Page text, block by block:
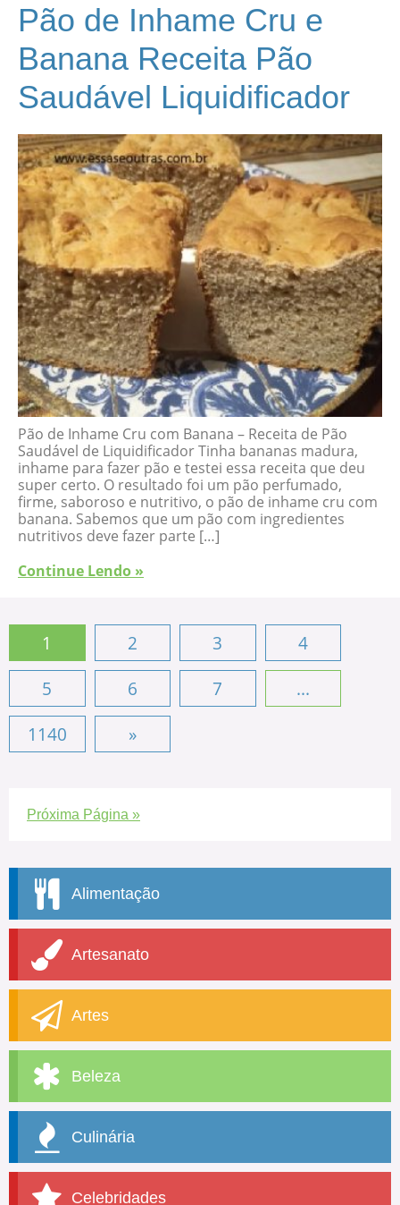
Pão de Inhame Cru e
Banana Receita Pão
Saudável Liquidificador
Pão de Inhame Cru com Banana – Receita de Pão
Saudável de Liquidificador Tinha bananas madura,
inhame para fazer pão e testei essa receita que deu
super certo. O resultado foi um pão perfumado,
firme, saboroso e nutritivo, o pão de inhame cru com
banana. Sabemos que um pão com ingredientes
nutritivos deve fazer parte […]
Continue Lendo »
1 2 3
4
5
6 7
...
1140
»
Próxima Página »
Alimentação
Artesanato
Artes
Beleza
Culinária
Celebridades